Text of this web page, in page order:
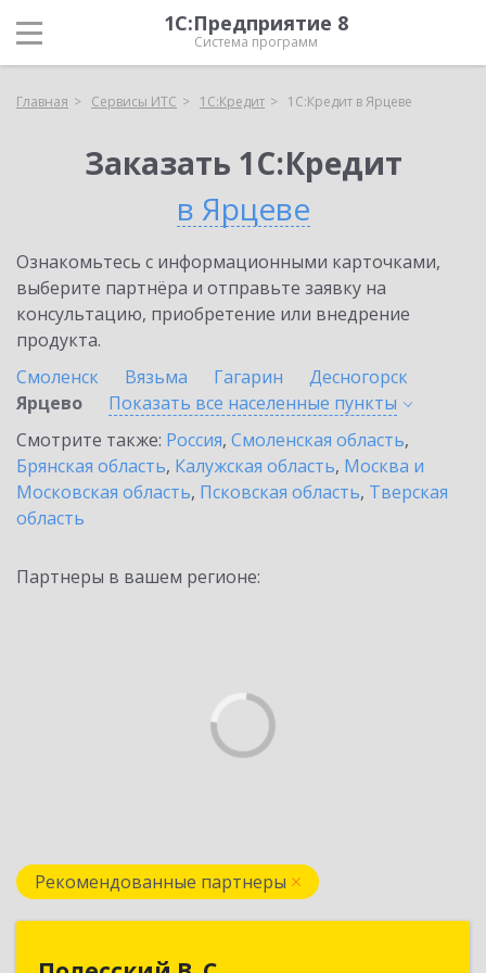
1С:Предприятие 8
Система программ
Главная Сервисы ИТС 1С:Кредит 1С:Кредит в Ярцеве
Заказать 1С:Кредит
в Ярцеве
Ознакомьтесь с информационными карточками,
выберите партнёра и отправьте заявку на
консультацию, приобретение или внедрение
продукта.
Смоленск
Вязьма Гагарин
Десногорск
Ярцево
Показать все населенные пункты
Смотрите также: Россия, Смоленская область,
Брянская область, Калужская область, Москва и
Московская область, Псковская область, Тверская
область
Партнеры в вашем регионе:
Рекомендованные партнеры